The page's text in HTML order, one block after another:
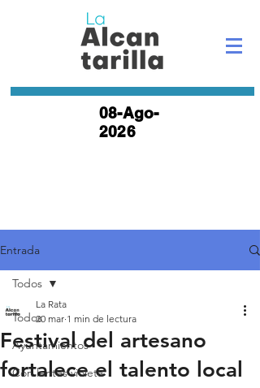
08-Ago-
2026
Entrada
Todos
Ayuntamientos
Con lentes violeta
Todos
Festival del artesano
fortalece el talento local
La Rata
20 mar 1 min de lectura